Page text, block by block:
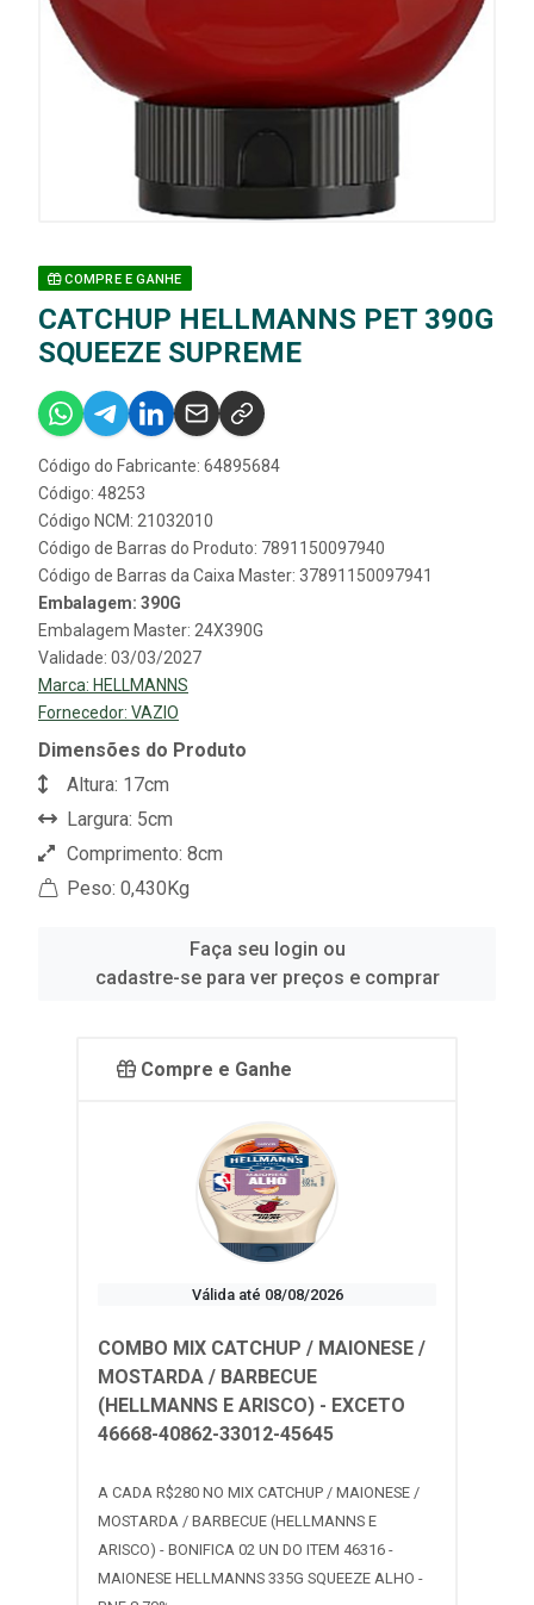
COMPRE E GANHE
CATCHUP HELLMANNS PET 390G
SQUEEZE SUPREME
Código do Fabricante: 64895684
Código: 48253
Código NCM: 21032010
Código de Barras do Produto: 7891150097940
Código de Barras da Caixa Master: 37891150097941
Embalagem: 390G
Embalagem Master: 24X390G
Validade: 03/03/2027
Marca: HELLMANNS
Fornecedor: VAZIO
Dimensões do Produto
Altura: 17cm
Largura: 5cm
Comprimento: 8cm
Peso: 0,430Kg
Faça seu login ou
cadastre-se para ver preços e comprar
Compre e Ganhe
Válida até 08/08/2026
COMBO MIX CATCHUP / MAIONESE /
MOSTARDA / BARBECUE
(HELLMANNS E ARISCO) - EXCETO
46668-40862-33012-45645
A CADA R$280 NO MIX CATCHUP / MAIONESE /
MOSTARDA / BARBECUE (HELLMANNS E
ARISCO) - BONIFICA 02 UN DO ITEM 46316 -
MAIONESE HELLMANNS 335G SQUEEZE ALHO -